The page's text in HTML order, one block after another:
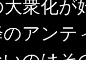
衆化が
のアン